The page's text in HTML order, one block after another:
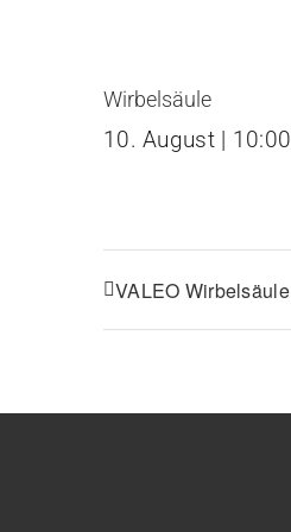
Wirbelsäule
10. August | 10:00
VALEO Wirbelsäule